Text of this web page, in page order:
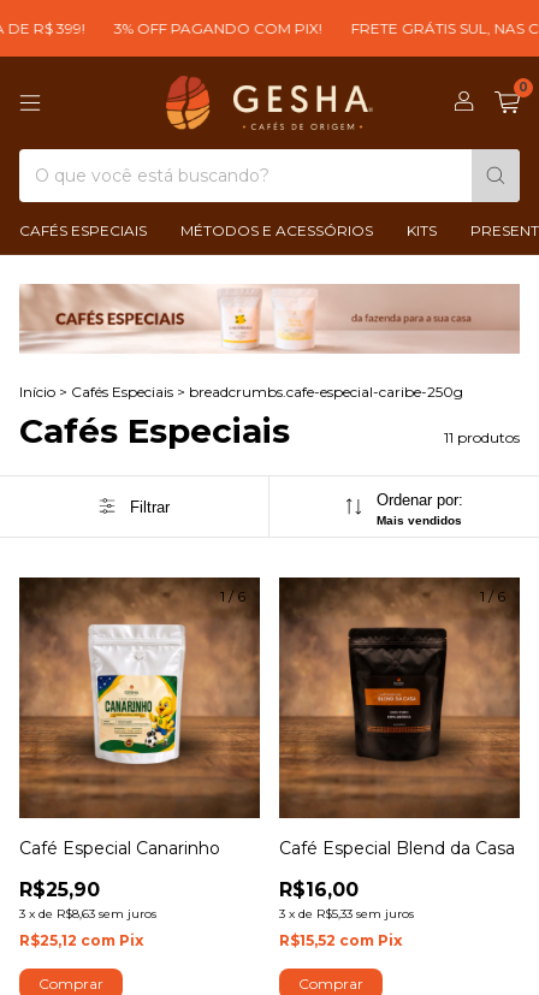
399! 3% OFF PAGANDO COM PIX! FRETE GRÁTIS SUL, NAS
0
CAFÉS ESPECIAIS MÉTODOS E ACESSÓRIOS KITS
Início > Cafés Especiais > breadcrumbs.cafe-especial-caribe-250g
Cafés Especiais 11 produtos
Filtrar Ordenar por:
Mais vendidos
1/6
Café Especial Canarinho
R$25,90
3 x de R$8,63 sem juros
R$25,12 com Pix
Comprar
1/6
Café Especial Blend da Casa
R$16,00
3 x de R$5,33 sem juros
R$15,52 com Pix
Comprar